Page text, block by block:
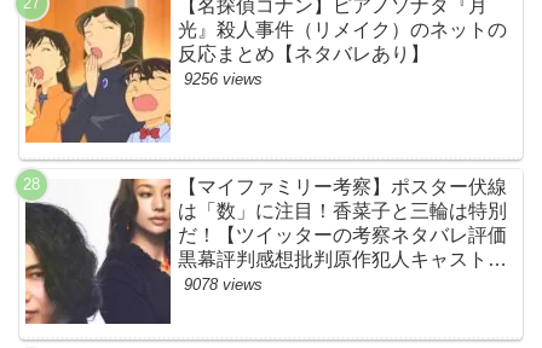
【名探偵コナン】ピアノソナタ『月
光』殺人事件（リメイク）のネットの
反応まとめ【ネタバレあり】
9256 views
【マイファミリー考察】ポスター伏線
は「数」に注目！香菜子と三輪は特別
だ！【ツイッターの考察ネタバレ評価
黒幕評判感想批判原作犯人キャスト脚
本あらすじ伏線まとめ】
9078 views